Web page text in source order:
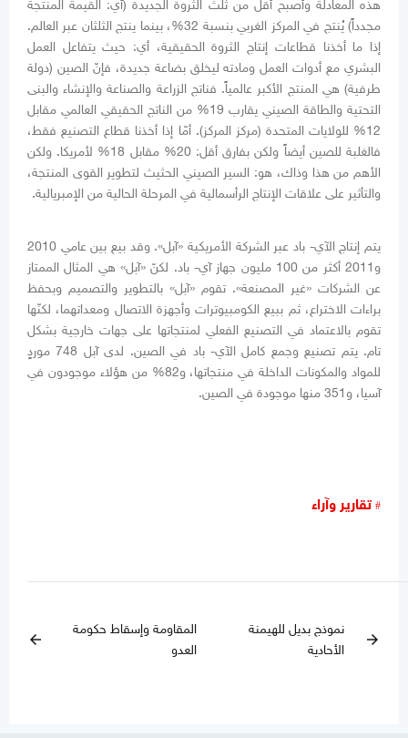
هذه المعادلة وأصبح أقل من ثلث الثروة الجديدة (أي: القيمة المنتجة
مجدداً) يُنتج في المركز الغربي بنسبة 32%، بينما ينتج الثلثان عبر العالم.
إذا ما أخذنا قطاعات إنتاج الثروة الحقيقية، أي: حيث يتفاعل العمل
البشري مع أدوات العمل ومادته ليخلق بضاعة جديدة، فإنّ الصين (دولة
طرفية) هي المنتج الأكبر عالمياً. فناتج الزراعة والصناعة والإنشاء والبنى
التحتية والطاقة الصيني يقارب 19% من الناتج الحقيقي العالمي مقابل
12% للولايات المتحدة (مركز المركز). أمّا إذا أخذنا قطاع التصنيع فقط،
فالغلبة للصين أيضاً ولكن بفارق أقل: 20% مقابل 18% لأمريكا. ولكن
الأهم من هذا وذاك، هو: السير الصيني الحثيث لتطوير القوى المنتجة،
والتأثير على علاقات الإنتاج الرأسمالية في المرحلة الحالية من الإمبريالية.
يتم إنتاج الآي- باد عبر الشركة الأمريكية «آبل». وقد بيع بين عامي 2010
و2011 أكثر من 100 مليون جهاز آي- باد. لكنّ «آبل» هي المثال الممتاز
عن الشركات «غير المصنعة». تقوم «آبل» بالتطوير والتصميم وبحفظ
براءات الاختراع، ثم ببيع الكومبيوترات وأجهزة الاتصال ومعداتهما، لكنّها
تقوم بالاعتماد في التصنيع الفعلي لمنتجاتها على جهات خارجية بشكل
تام. يتم تصنيع وجمع كامل الآي- باد في الصين. لدى آبل 748 موردٍ
للمواد والمكونات الداخلة في منتجاتها، و82% من هؤلاء موجودون في
آسيا، و351 منها موجودة في الصين.
تقارير وآراء
arrow_forward
نموذج بديل للهيمنة
الأحادية
المقاومة وإسقاط حكومة
العدو
arrow_back